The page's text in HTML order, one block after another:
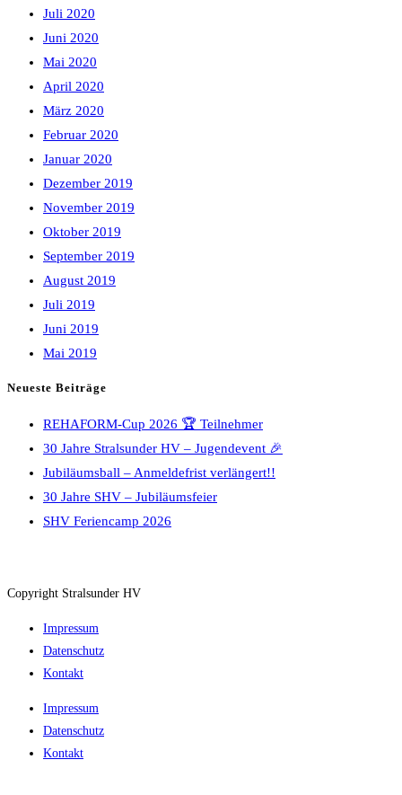
Juli 2020
Juni 2020
Mai 2020
April 2020
März 2020
Februar 2020
Januar 2020
Dezember 2019
November 2019
Oktober 2019
September 2019
August 2019
Juli 2019
Juni 2019
Mai 2019
Neueste Beiträge
REHAFORM-Cup 2026 🏆 Teilnehmer
30 Jahre Stralsunder HV – Jugendevent 🎉
Jubiläumsball – Anmeldefrist verlängert!!
30 Jahre SHV – Jubiläumsfeier
SHV Feriencamp 2026
Copyright Stralsunder HV
Impressum
Datenschutz
Kontakt
Impressum
Datenschutz
Kontakt